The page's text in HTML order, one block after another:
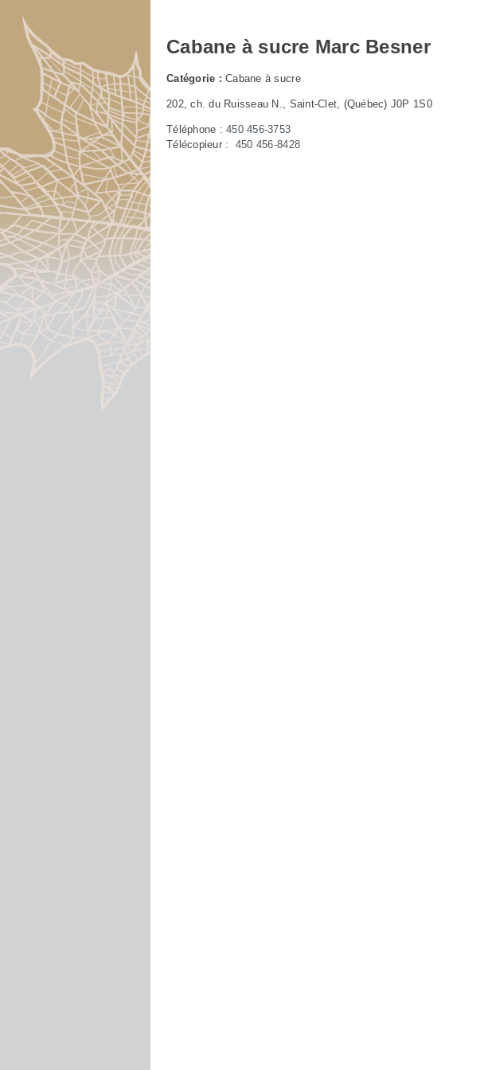
Cabane à sucre Marc Besner
Catégorie : Cabane à sucre
202, ch. du Ruisseau N., Saint-Clet, (Québec) J0P 1S0
Téléphone :450 456-3753
Télécopieur : 450 456-8428